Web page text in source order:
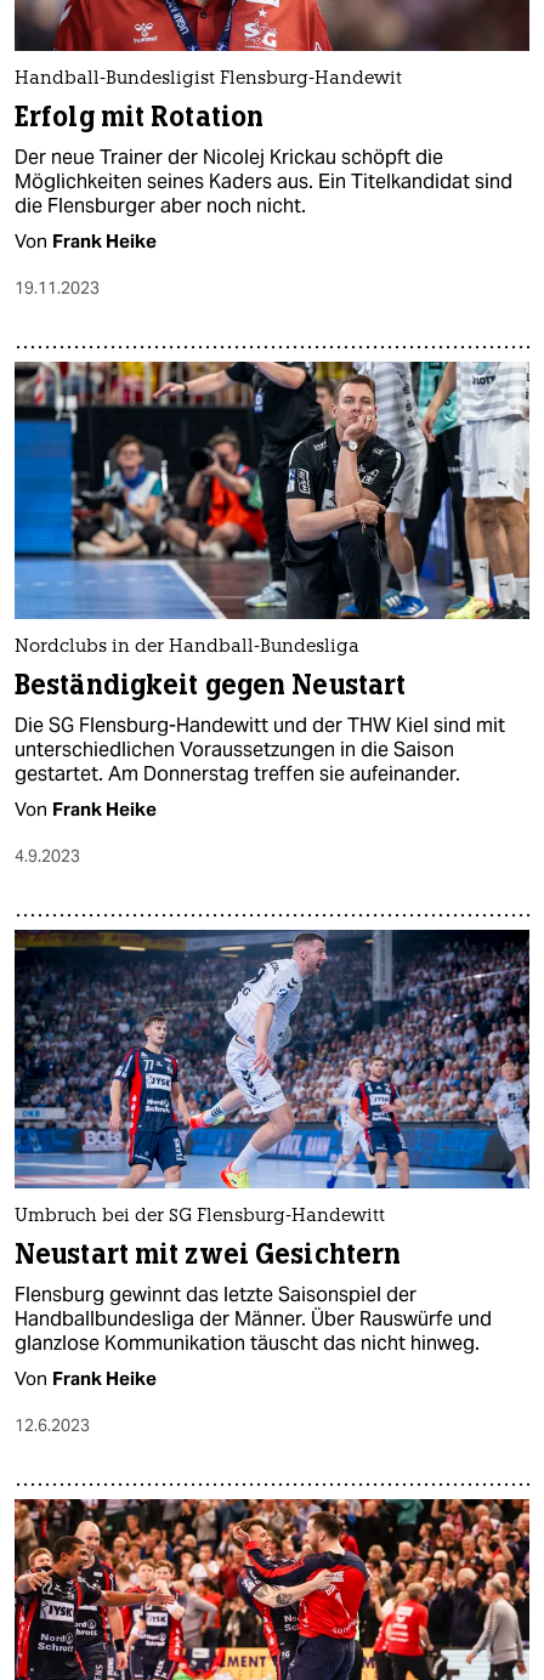
Handball-Bundesligist Flensburg-Handewit
Erfolg mit Rotation
Der neue Trainer der Nicolej Krickau schöpft die
Möglichkeiten seines Kaders aus. Ein Titelkandidat sind
die Flensburger aber noch nicht.
Von Frank Heike
19.11.2023
Nordclubs in der Handball-Bundesliga
Beständigkeit gegen Neustart
Die SG Flensburg-Handewitt und der THW Kiel sind mit
unterschiedlichen Voraussetzungen in die Saison
gestartet. Am Donnerstag treffen sie aufeinander.
Von Frank Heike
4.9.2023
Umbruch bei der SG Flensburg-Handewitt
Neustart mit zwei Gesichtern
Flensburg gewinnt das letzte Saisonspiel der
Handballbundesliga der Männer. Über Rauswürfe und
glanzlose Kommunikation täuscht das nicht hinweg.
Von Frank Heike
12.6.2023